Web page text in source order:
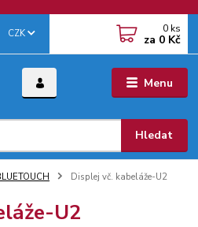
Menu
CZK
Hledat
0 ks
za 0 Kč
Displej vč. kabeláže-U2
U2